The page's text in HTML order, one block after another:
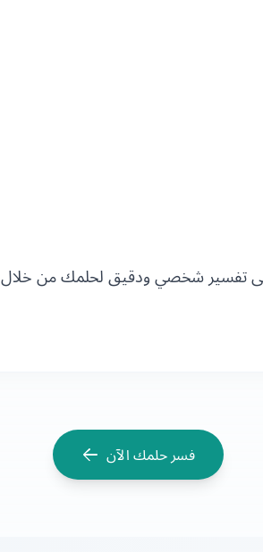
تفسير شخصي ودقيق لحلمك من خلال
فسر حلمك الآن